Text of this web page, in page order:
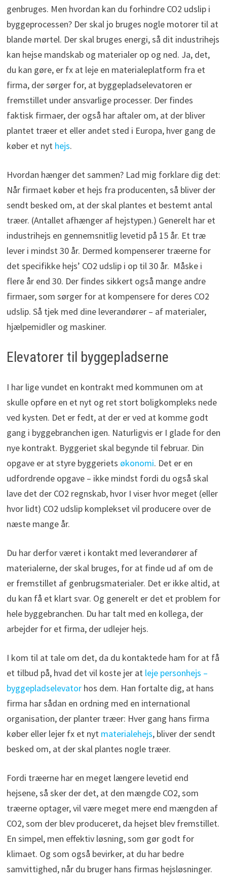
genbruges. Men hvordan kan du forhindre CO2 udslip i
byggeprocessen? Der skal jo bruges nogle motorer til at
blande mørtel. Der skal bruges energi, så dit industrihejs
kan hejse mandskab og materialer op og ned. Ja, det,
du kan gøre, er fx at leje en materialeplatform fra et
firma, der sørger for, at byggepladselevatoren er
fremstillet under ansvarlige processer. Der findes
faktisk firmaer, der også har aftaler om, at der bliver
plantet træer et eller andet sted i Europa, hver gang de
køber et nyt hejs.
Hvordan hænger det sammen? Lad mig forklare dig det:
Når firmaet køber et hejs fra producenten, så bliver der
sendt besked om, at der skal plantes et bestemt antal
træer. (Antallet afhænger af hejstypen.) Generelt har et
industrihejs en gennemsnitlig levetid på 15 år. Et træ
lever i mindst 30 år. Dermed kompenserer træerne for
det specifikke hejs’ CO2 udslip i op til 30 år. Måske i
flere år end 30. Der findes sikkert også mange andre
firmaer, som sørger for at kompensere for deres CO2
udslip. Så tjek med dine leverandører – af materialer,
hjælpemidler og maskiner.
Elevatorer til byggepladserne
I har lige vundet en kontrakt med kommunen om at
skulle opføre en et nyt og ret stort boligkompleks nede
ved kysten. Det er fedt, at der er ved at komme godt
gang i byggebranchen igen. Naturligvis er I glade for den
nye kontrakt. Byggeriet skal begynde til februar. Din
opgave er at styre byggeriets økonomi. Det er en
udfordrende opgave – ikke mindst fordi du også skal
lave det der CO2 regnskab, hvor I viser hvor meget (eller
hvor lidt) CO2 udslip komplekset vil producere over de
næste mange år.
Du har derfor været i kontakt med leverandører af
materialerne, der skal bruges, for at finde ud af om de
er fremstillet af genbrugsmaterialer. Det er ikke altid, at
du kan få et klart svar. Og generelt er det et problem for
hele byggebranchen. Du har talt med en kollega, der
arbejder for et firma, der udlejer hejs.
I kom til at tale om det, da du kontaktede ham for at få
et tilbud på, hvad det vil koste jer at leje personhejs –
byggepladselevatorhos dem. Han fortalte dig, at hans
firma har sådan en ordning med en international
organisation, der planter træer: Hver gang hans firma
køber eller lejer fx et nyt materialehejs, bliver der sendt
besked om, at der skal plantes nogle træer.
Fordi træerne har en meget længere levetid end
hejsene, så sker der det, at den mængde CO2, som
træerne optager, vil være meget mere end mængden af
CO2, som der blev produceret, da hejset blev fremstillet.
En simpel, men effektiv løsning, som gør godt for
klimaet. Og som også bevirker, at du har bedre
samvittighed, når du bruger hans firmas hejsløsninger.